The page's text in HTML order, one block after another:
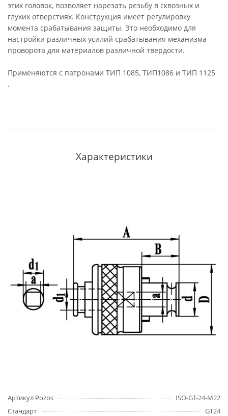
этих головок, позволяет нарезать резьбу в сквозных и
глухих отверстиях. Конструкция имеет регулировку
момента срабатывания защиты. Это необходимо для
настройки различных усилий срабатывания механизма
проворота для материалов различной твердости.
Применяются с патронами ТИП 1085, ТИП1086 и ТИП 1125
.
Характеристики
Артикул Pozos
ISO-GT-24-M22
Стандарт
GT24